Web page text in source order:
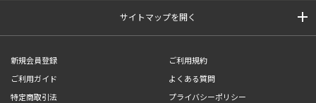
サイトマップを開く
新規会員登録
ご利用規約
ご利用ガイド
よくある質問
特定商取引法
プライバシーポリシー